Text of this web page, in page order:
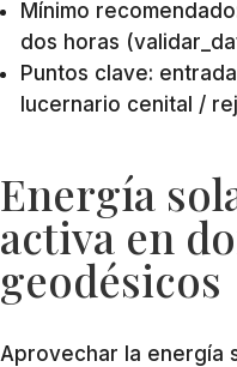
Mínimo
dos horas
Puntos clave:
lucernario cenital /
Energía
activa en
geodésicos
Aprovechar la energía